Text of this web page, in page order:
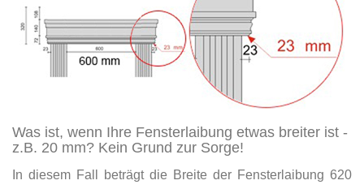
Was ist, wenn Ihre Fensterlaibung etwas breiter ist -
z.B. 20 mm? Kein Grund zur Sorge!
In diesem Fall beträgt die Breite der Fensterlaibung 620